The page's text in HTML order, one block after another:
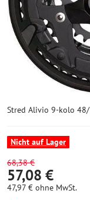
Stred Alivio 9-kolo
Nicht auf Lager
68,38 €
57,08 €
47,97 € ohne MwSt.